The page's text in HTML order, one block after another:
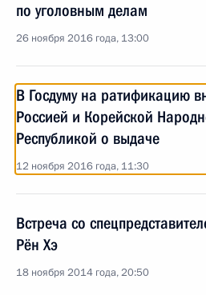
по уголовным делам
26 ноября 2016 года, 13:00
В Госдуму на ратификацию
Россией и Корейской
Республикой о выдаче
12 ноября 2016 года, 11:30
Встреча со
Рён Хэ
18 ноября 2014 года, 20:50